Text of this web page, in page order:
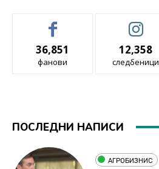
36,851
фанови
12,358
следбеници
ПОСЛЕДНИ НАПИСИ
АГРОБИЗНИС